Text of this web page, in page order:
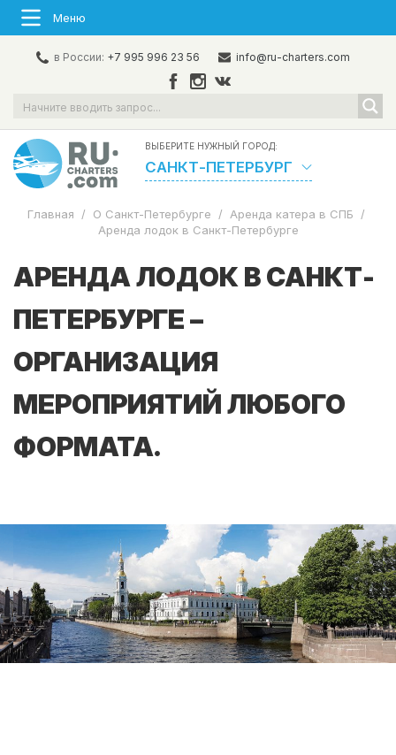
Меню
в России: +7 995 996 23 56 info@ru-charters.com
ВЫБЕРИТЕ НУЖНЫЙ ГОРОД:
САНКТ-ПЕТЕРБУРГ
Главная / О Санкт-Петербурге / Аренда катера в СПБ
/
Аренда лодок в Санкт-Петербурге
АРЕНДА ЛОДОК В САНКТ-
ПЕТЕРБУРГЕ –
ОРГАНИЗАЦИЯ
МЕРОПРИЯТИЙ ЛЮБОГО
ФОРМАТА.